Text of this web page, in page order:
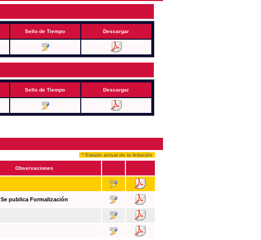
Sello de Tiempo Descargar
Sello de Tiempo Descargar
* Estado actual de la licitación
Observaciones
Se publica Formalización